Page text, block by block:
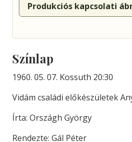
Produkciós kapcsolati
Színlap
1960. 05. 07. Kossuth 20:30
Vidám családi előkészületek
Írta: Országh György
Rendezte: Gál Péter